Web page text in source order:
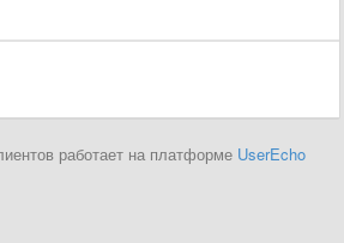
работает на платформе UserEcho